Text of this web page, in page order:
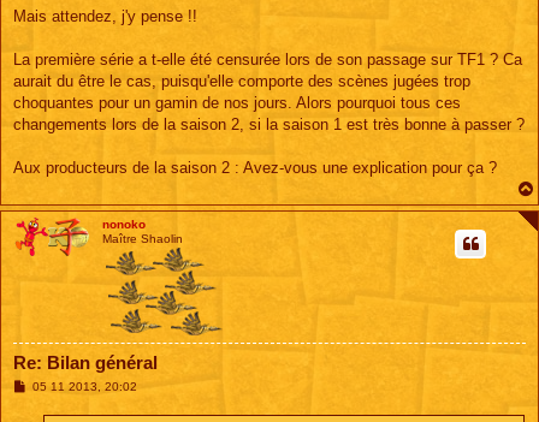
s
g
Mais attendez, j'y pense !!
La première série a t-elle été censurée lors de son passage sur TF1 ? Ca
aurait du être le cas, puisqu'elle comporte des scènes jugées trop
choquantes pour un gamin de nos jours. Alors pourquoi tous ces
changements lors de la saison 2, si la saison 1 est très bonne à passer ?
Aux producteurs de la saison 2 : Avez-vous une explication pour ça ?
nonoko
Maître Shaolin
Re: Bilan général
M05 11 2013, 20:02